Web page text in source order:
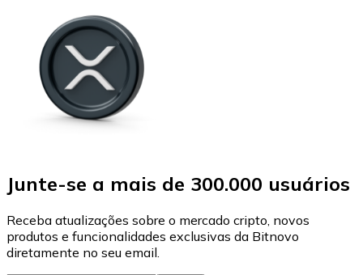
Junte-se a mais de 300.000 usuários
Receba atualizações sobre o mercado cripto, novos
produtos e funcionalidades exclusivas da Bitnovo
diretamente no seu email.